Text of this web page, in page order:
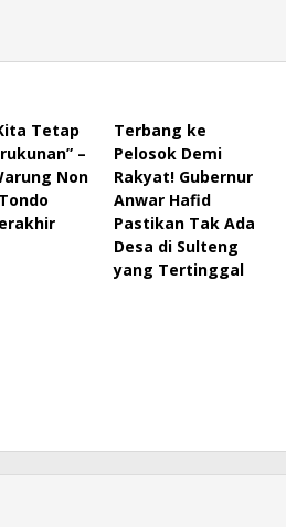
Tetap
–
Non
Terbang ke
Pelosok Demi
Rakyat! Gubernur
Anwar Hafid
Pastikan Tak Ada
Desa di Sulteng
yang Tertinggal